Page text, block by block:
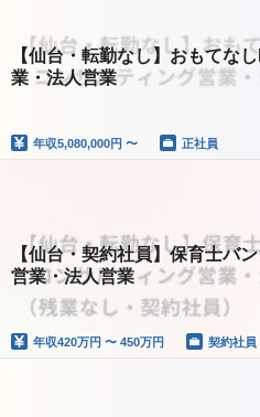
【仙台・転勤なし】おもてな
業・法人営業
年収5,080,000円 〜 正社員
【仙台・契約社員】保育士バ
営業・法人営業
年収420万円 〜 450万円 契約社員